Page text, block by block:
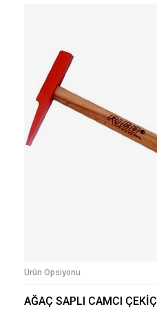
Ürün Opsiyonu
AĞAÇ SAPLI CAMCI ÇEKİÇ